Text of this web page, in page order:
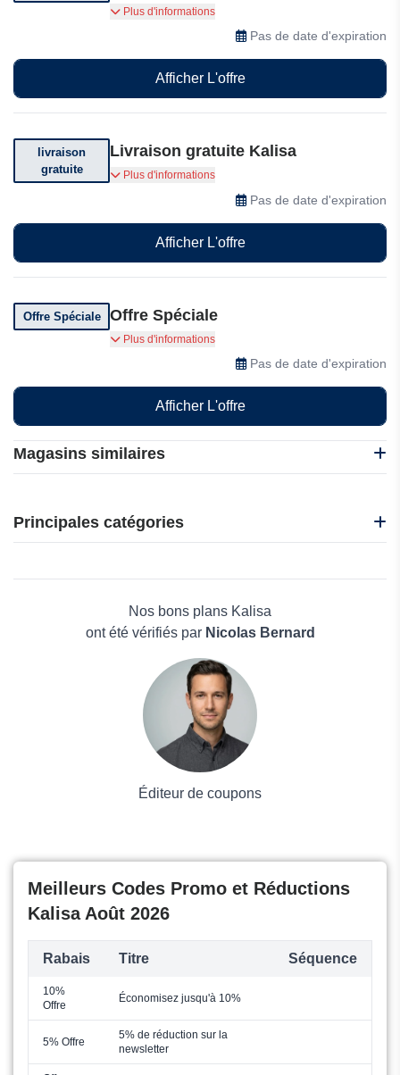
Magasins similaires
Firelady Fur
4Giveness
NYDJ
Principales catégories
Maison & Jardin
Boissons
Nos bons plans Kalisa
ont été vérifiés par Nicolas Bernard
Éditeur de coupons
Kalisa vous propose des offres spéciales avec
une qualité premium, visitez et vérifiez
Plus d'informations
Pas de date d'expiration
Afficher L'offre
livraison
gratuite
Livraison gratuite Kalisa
FREE Standard Shipping will be available for
Plus d'informations
Pas de date d'expiration
Afficher L'offre
Offre Spéciale Offre Spéciale
Kalisa propose de nombreuses offres et
promotions à ses clients, abonnez-vous et
bénéficiez d'avantages
Plus d'informations
Pas de date d'expiration
Afficher L'offre
Meilleurs Codes Promo et Réductions
Kalisa Août 2026
Rabais Titre Séquence
10%
Offre
Économisez jusqu'à 10%
5% Offre
5% de réduction sur la
newsletter